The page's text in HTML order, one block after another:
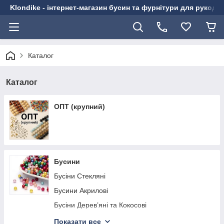
Klondike - інтернет-магазин бусин та фурнітури для
Каталог
Каталог
ОПТ (крупний)
Бусини
Бусіни Стекляні
Бусини Акрилові
Бусіни Дерев’яні та Кокосові
Бусины со Стразами
Показати все